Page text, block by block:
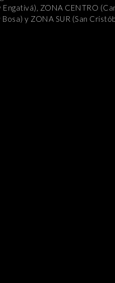
Engativá), ZONA CENTRO
y ZONA SUR (San